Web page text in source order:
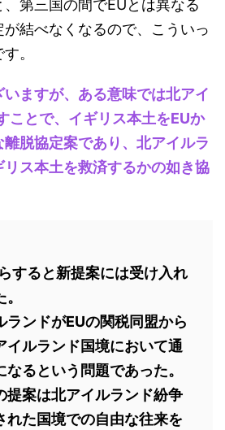
第三国の間でEUとは異なる
結べなくなるので、こういっ
。
ますが、ある意味では北アイ
ことで、イギリス本土をEUか
脱協定案であり、北アイルラ
ス本土を救済するかの如き協
すると新提案には受け入れ
ランドがEUの関税同盟から
イルランド国境において通
るという問題であった。
提案は北アイルランド紛争
れた国境での自由な往来を